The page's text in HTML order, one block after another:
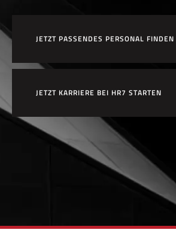
JETZT PASSENDES PERSONAL FINDEN
JETZT KARRIERE BEI HR7 STARTEN